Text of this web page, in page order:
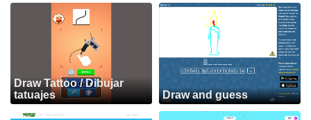
Draw Tattoo / Dibujar
tatuajes
Draw and guess